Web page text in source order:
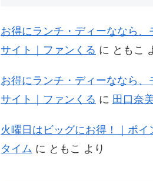
お得にランチ・ディーななら、
サイト｜ファンくる に ともこ
お得にランチ・ディーななら、
サイト｜ファンくる に 田口奈
火曜日はビッグにお得！｜ポイ
タイム に ともこ より